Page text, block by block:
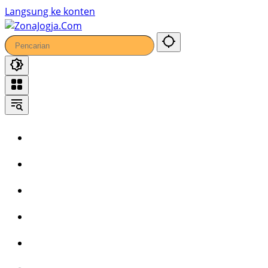
Langsung ke konten